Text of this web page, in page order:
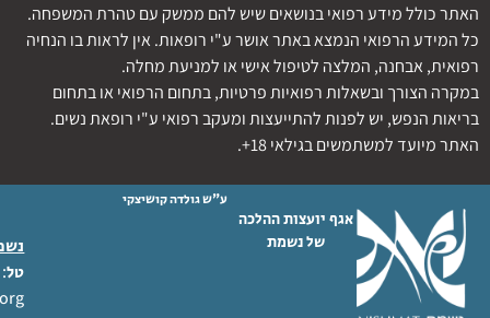
האתר כולל מידע רפואי בנושאים שיש להם ממשק עם טהרת המשפחה.
כל המידע הרפואי הנמצא באתר אושר ע"י רופאות. אין לראות בו הנחיה
רפואית, אבחנה, המלצה לטיפול אישי או למניעת מחלה.
במקרה הצורך ובשאלות רפואיות פרטיות, בתחום הרפואי או בתחום
בריאות הנפש, יש לפנות להתייעצות ומעקב רפואי ע"י רופאת נשים.
האתר מיועד למשתמשים בגילאי 18+.
אגף יועצות ההלכה
של נשמת
ע"ש גולדה קושיצקי
טל: 02-6404333